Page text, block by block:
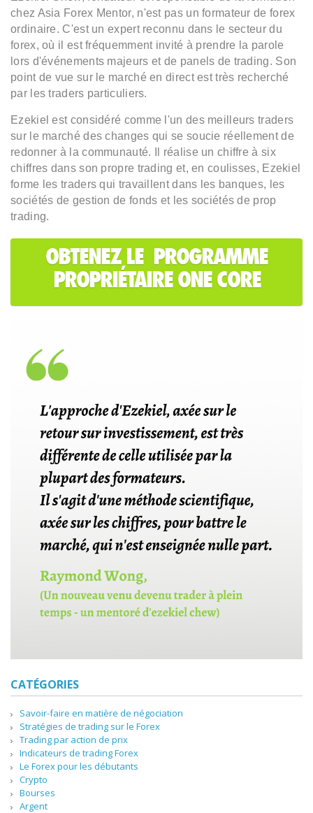
chez Asia Forex Mentor, n'est pas un formateur de forex
ordinaire. C'est un expert reconnu dans le secteur du
forex, où il est fréquemment invité à prendre la parole
lors d'événements majeurs et de panels de trading. Son
point de vue sur le marché en direct est très recherché
par les traders particuliers.
Ezekiel est considéré comme l'un des meilleurs traders
sur le marché des changes qui se soucie réellement de
redonner à la communauté. Il réalise un chiffre à six
chiffres dans son propre trading et, en coulisses, Ezekiel
forme les traders qui travaillent dans les banques, les
sociétés de gestion de fonds et les sociétés de prop
trading.
OBTENEZ LE PROGRAMME
PROPRIÉTAIRE ONE CORE
CATÉGORIES
Savoir-faire en matière de négociation
Stratégies de trading sur le Forex
Trading par action de prix
Indicateurs de trading Forex
Le Forex pour les débutants
Crypto
Bourses
Argent